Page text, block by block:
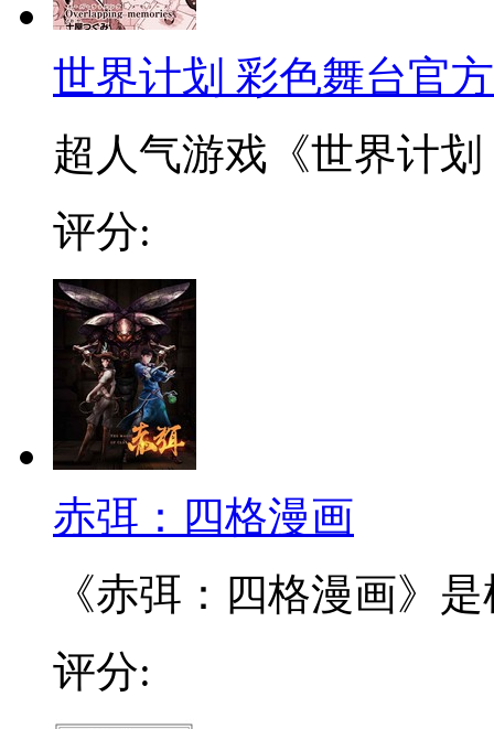
世界计划 彩色舞台官
超人气游戏《世界计
评分:
赤弭：四格漫画
《赤弭：四格漫画》
评分: